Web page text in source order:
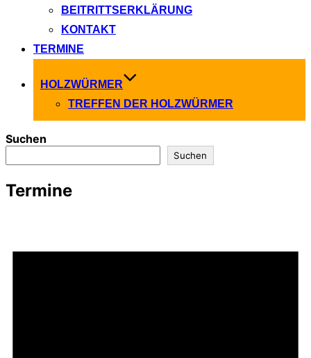
BEITRITTSERKLÄRUNG
KONTAKT
TERMINE
HOLZWÜRMER
TREFFEN DER HOLZWÜRMER
Suchen
Suchen
Termine